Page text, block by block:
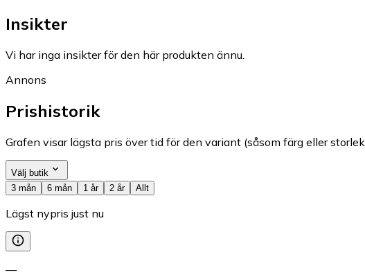
Insikter
Vi har inga insikter för den här produkten ännu.
Annons
Prishistorik
Grafen visar lägsta pris över tid för den variant (såsom färg eller
Välj butik
3 mån
6 mån 1 år 2 år Allt
Lägst nypris just nu
—